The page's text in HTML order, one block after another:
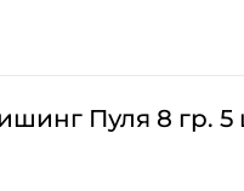
Пуля 8 гр. 5